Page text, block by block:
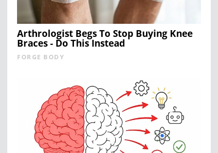
Arthrologist Begs To Stop Buying Knee
Braces - Do This Instead
FORGE BODY